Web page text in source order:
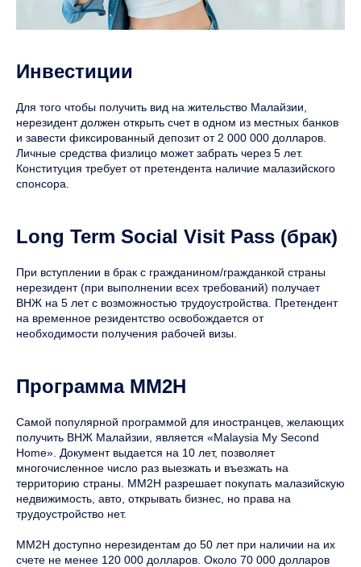
Инвестиции
Для того чтобы получить вид на жительство Малайзии,
нерезидент должен открыть счет в одном из местных банков
и завести фиксированный депозит от 2 000 000 долларов.
Личные средства физлицо может забрать через 5 лет.
Конституция требует от претендента наличие малазийского
спонсора.
Long Term Social Visit Pass (брак)
При вступлении в брак с гражданином/гражданкой страны
нерезидент (при выполнении всех требований) получает
ВНЖ на 5 лет с возможностью трудоустройства. Претендент
на временное резидентство освобождается от
необходимости получения рабочей визы.
Программа MM2H
Самой популярной программой для иностранцев, желающих
получить ВНЖ Малайзии, является «Malaysia My Second
Home». Документ выдается на 10 лет, позволяет
многочисленное число раз выезжать и въезжать на
территорию страны. MM2H разрешает покупать малазийскую
недвижимость, авто, открывать бизнес, но права на
трудоустройство нет.
MM2H доступно нерезидентам до 50 лет при наличии на их
счете не менее 120 000 долларов. Около 70 000 долларов